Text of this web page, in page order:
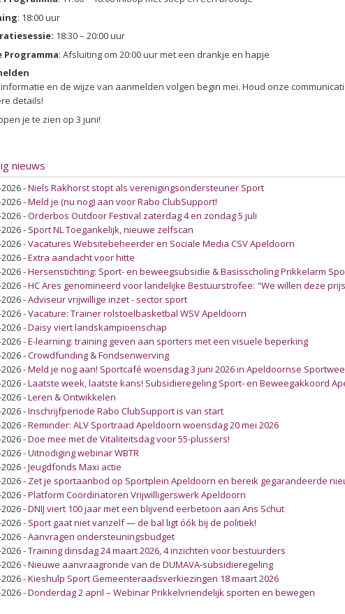
: 18:00 uur
18:30 – 20:00 uur
Programma: Afsluiting om 20:00 uur met een drankje en hapje
en de wijze van aanmelden volgen begin mei. Houd onze
details!
je te zien op 3 juni!
nieuws
-Niels Rakhorst stopt als verenigingsondersteuner Sport
-Meld je (nu nog) aan voor Rabo ClubSupport!
-Orderbos Outdoor Festival zaterdag 4 en zondag 5 juli
- Sport NL Toegankelijk, nieuwe zelfscan
-Vacatures Websitebeheerder en Sociale Media CSV Apeldoorn
-Extra aandacht voor hitte
-Hersenstichting: Sport- en beweegsubsidie & Basisscholing Prikkelarm
-HC Ares genomineerd voor landelijke Bestuurstrofee: "We willen deze
-Adviseur vrijwillige inzet - sector sport
-Vacature: Trainer rolstoelbasketbal WSV Apeldoorn
-Daisy viert landskampioenschap
-E-learning: training geven aan sporters met een visuele beperking
-Crowdfunding & Fondsenwerving
-Meld je nog aan! Sportcafé woensdag 3 juni 2026 in Apeldoornse
-Laatste week, laatste kans! Subsidieregeling Sport- en Beweegakkoord
-Leren & Ontwikkelen
-Inschrijfperiode Rabo ClubSupport is van start
-Reminder: ALV Sportraad Apeldoorn woensdag 20 mei 2026
-Doe mee met de Vitaliteitsdag voor 55-plussers!
-Uitnodiging webinar WBTR
-Jeugdfonds Maxi actie
- Zet je sportaanbod op Sportplein Apeldoorn en bereik gegarandeerde
-Platform Coördinatoren Vrijwilligerswerk Apeldoorn
-DNIJ viert 100 jaar met een blijvend eerbetoon aan Ans Schut
- Sport gaat niet vanzelf — de bal ligt óók bij de politiek!
-Aanvragen ondersteuningsbudget
-Training dinsdag 24 maart 2026, 4 inzichten voor bestuurders
-Nieuwe aanvraagronde van de DUMAVA-subsidieregeling
-Kieshulp Sport Gemeenteraadsverkiezingen 18 maart 2026
-Donderdag 2 april – Webinar Prikkelvriendelijk sporten en bewegen